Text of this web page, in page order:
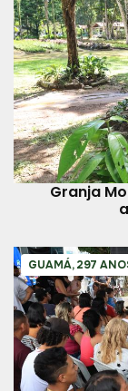
Granja
GUAMÁ, 297